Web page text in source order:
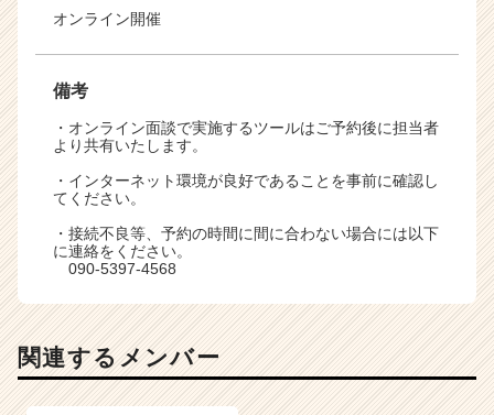
オンライン開催
備考
・オンライン面談で実施するツールはご予約後に担当者
より共有いたします。
・インターネット環境が良好であることを事前に確認し
てください。
・接続不良等、予約の時間に間に合わない場合には以下
に連絡をください。
090-5397-4568
関連するメンバー